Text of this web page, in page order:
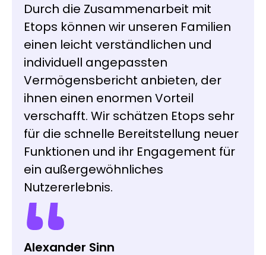
Alexander Sinn
Durch die Zusammenarbeit mit
Etops können wir unseren Familien
einen leicht verständlichen und
individuell angepassten
Vermögensbericht anbieten, der
ihnen einen enormen Vorteil
verschafft. Wir schätzen Etops sehr
für die schnelle Bereitstellung neuer
Funktionen und ihr Engagement für
ein außergewöhnliches
Nutzererlebnis.
Anthony Gimigliano
Head Institutional Desk
Swissquote
Sacha Fedier
CEO
VT Wealth Management